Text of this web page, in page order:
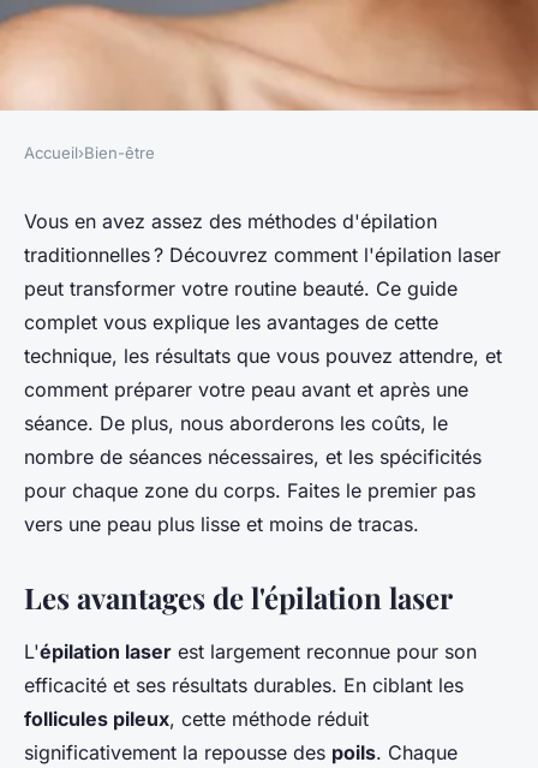
Votre guide complet de
l'épilation laser
Livia•29 août 2024•5 min de lecture
Accueil›Bien-être
Vous en avez assez des méthodes d'épilation
traditionnelles ? Découvrez comment l'épilation laser
peut transformer votre routine beauté. Ce guide
complet vous explique les avantages de cette
technique, les résultats que vous pouvez attendre, et
comment préparer votre peau avant et après une
séance. De plus, nous aborderons les coûts, le
nombre de séances nécessaires, et les spécificités
pour chaque zone du corps. Faites le premier pas
vers une peau plus lisse et moins de tracas.
Les avantages de l'épilation laser
L'épilation laser est largement reconnue pour son
efficacité et ses résultats durables. En ciblant les
follicules pileux, cette méthode réduit
significativement la repousse des poils. Chaque